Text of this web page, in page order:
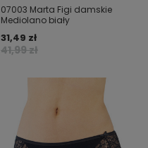
07003 Marta Figi damskie
Mediolano biały
41,99 zł
31,49 zł